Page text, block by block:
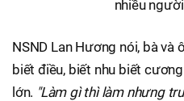
nhiều
NSND Lan Hương nói, bà
biết điều, biết nhu biết
lớn. "Làm gì thì làm nhưng